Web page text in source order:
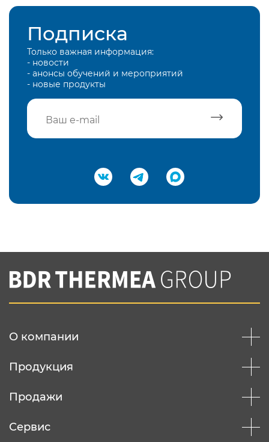
Подписка
Только важная информация:
- новости
- анонсы обучений и мероприятий
- новые продукты
Подтвердить e-mail
Вы соглашаетесь с нашей политикой
конфеденциальности
О компании
Продукция
Продажи
Сервис